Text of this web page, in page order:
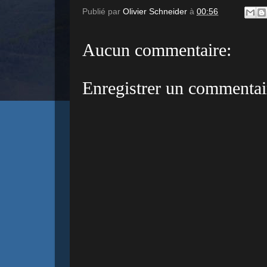
Publié par Olivier Schneider à 00:56
Aucun commentaire:
Enregistrer un